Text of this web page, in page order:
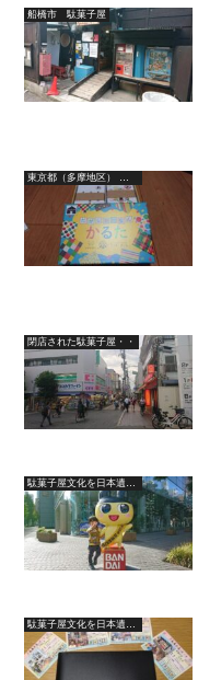
船橋市 駄菓子屋
東京都（多摩地区） 駄菓子屋
閉店された駄菓子屋・・
駄菓子屋文化を日本遺産に